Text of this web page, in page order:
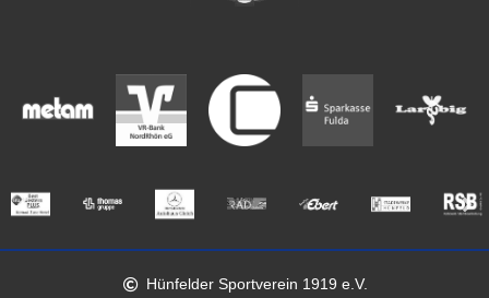
Hünfelder Sportverein 1919 e.V.